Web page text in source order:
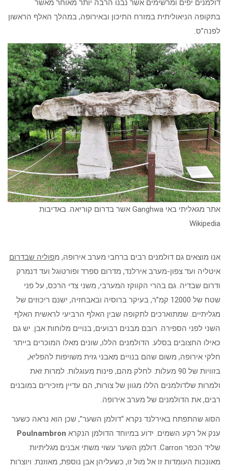
דולמנים יפים ומרשימים אשר נבנו הרבה יותר מאוחר מאשר
בתקופה הניאוליתית במזרח התיכון ובאירופה, במהלך האלף הראשון
לפנה”ס.
אתר מגאליתי באי Ganghwa אשר בדרום קוריאה. באדיבות
Wikipedia
אנו מוצאים גם דולמנים רבים ברחבי מערב אירופה, מפוליה שבדרום
איטליה ועד צפון-מערב אירלנד, מדרום ספרד ופורטוגל ועד דנמרק
ודרום שבדיה. גם בהרי הקווקז המערבי, משני צדי הרכס, על פני
שטח של 12000 קמ”ר, בעיקר ברוסיה ובאבחזיה, ישנם ריכוזים של
מגליתיים. שמתוארכים לתקופה שבין האלף הרביעי לראשית האלף
השני לפני הספירה. רובם מבנים רבועים, בנויים מלוחות אבן. יש גם
כאילו החצובים בסלע. הדולמנים הללו, שונים מאלו המוכרים בייתר
חלקי אירופה, משום שהם בנויים מאבני גזית משויפות להפליא,
בזוויות של 90 מעלות. לחלק מהם, פינות מעוגלות. למרות זאת
ולמרות שלדולמנים הללו מגוון של צורות, הם עדיין מזכירים במובנים
רבים, את הדולמנים של מערב אירופה.
הסוג שהתפתח באירלנד נקרא “דולמן השער”, שכן הוא נראה כשער
ענק אל רקע השמים. ידוע במיוחד הדולמן הנקרא Poulnambron
שליד הכפר Carron. דולמן השער עשוי משתי אבנים מגליתיות
מאונכות העומדות זו אל מול זו, כשעליהן אבן נוספת, מאוזנת. ויוצרות